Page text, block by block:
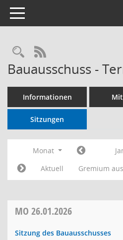
Toggle navigation
RSS-Feed
Bauausschuss -
Informationen
Sitzungen
Monat
Aktuell
Gremium
MO 26.01.2026
Sitzung des Bauausschusses